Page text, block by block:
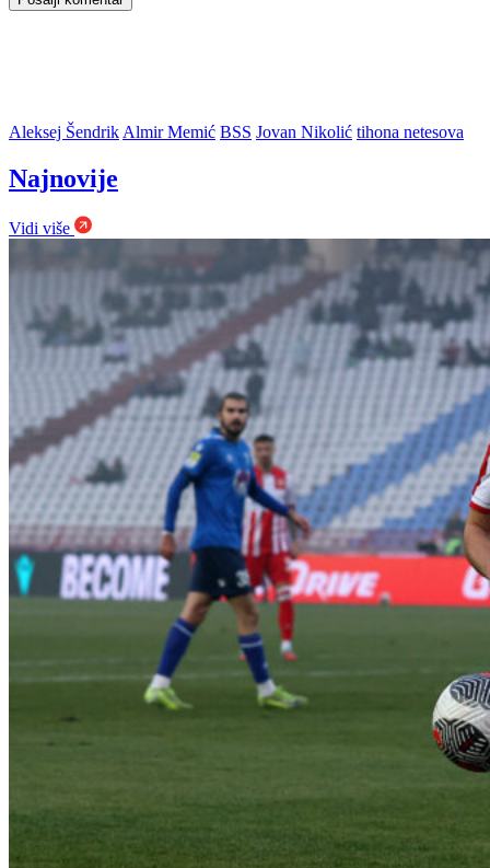
Aleksej Šendrik Almir Memić BSS Jovan Nikolić tihona netesova
Najnovije
Vidi više